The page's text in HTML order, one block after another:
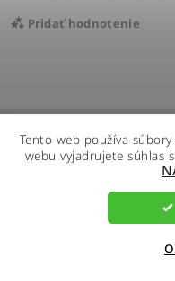
Pridať hodnotenie
Tento web používa
webu vyjadrujete súhlas